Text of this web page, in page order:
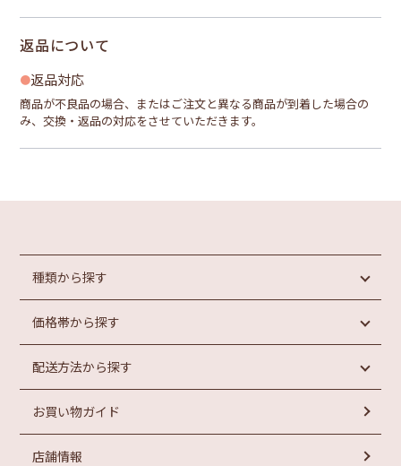
返品について
返品対応
商品が不良品の場合、またはご注文と異なる商品が到着した場合の
み、交換・返品の対応をさせていただきます。
種類から探す
めんたいこ
惣菜・パン
ラーメン
価格帯から探す
1,000円未満
2,000円以上
4,000
配送方法から探す
常温商品
冷凍商品
お買い物ガイド
店舗情報